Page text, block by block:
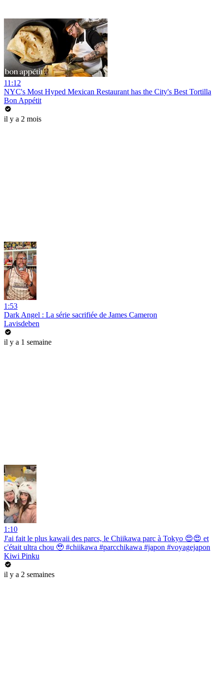
11:12
NYC's Most Hyped Mexican Restaurant has the City's Best Tortilla
Bon Appétit
il y a 2 mois
1:53
Dark Angel : La série sacrifiée de James Cameron
Lavisdeben
il y a 1 semaine
1:10
J'ai fait le plus kawaii des parcs, le Chiikawa parc à Tokyo 😍😍 et
c'était ultra chou 🥹 #chiikawa #parcchikawa #japon #voyagejapon
Kiwi Pinku
il y a 2 semaines